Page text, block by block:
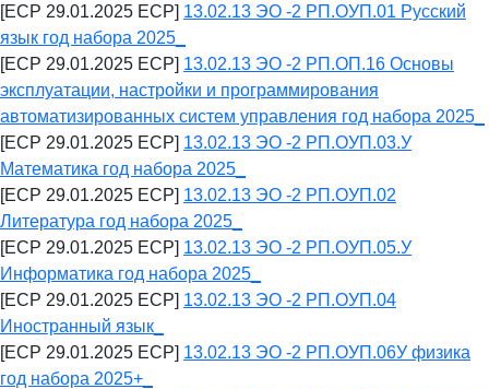
[ECP 29.01.2025 ECP] 13.02.13 ЭО -2 РП.ОУП.01 Русский
язык год набора 2025_
[ECP 29.01.2025 ECP] 13.02.13 ЭО -2 РП.ОП.16 Основы
эксплуатации, настройки и программирования
автоматизированных систем управления год набора 2025_
[ECP 29.01.2025 ECP] 13.02.13 ЭО -2 РП.ОУП.03.У
Математика год набора 2025_
[ECP 29.01.2025 ECP] 13.02.13 ЭО -2 РП.ОУП.02
Литература год набора 2025_
[ECP 29.01.2025 ECP] 13.02.13 ЭО -2 РП.ОУП.05.У
Информатика год набора 2025_
[ECP 29.01.2025 ECP] 13.02.13 ЭО -2 РП.ОУП.04
Иностранный язык_
[ECP 29.01.2025 ECP] 13.02.13 ЭО -2 РП.ОУП.06У физика
год набора 2025+_